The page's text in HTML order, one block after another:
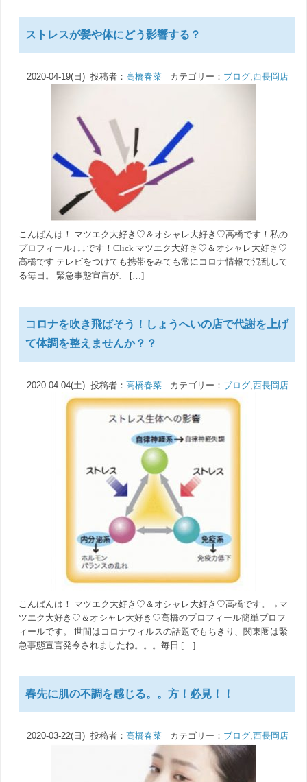
ストレスが髪や体にどう影響する？
2020-04-19(日) 投稿者： 高橋春菜カテゴリー： ブログ,西長岡店
こんばんは！ マツエク大好き♡＆オシャレ大好き♡高橋です！私の
プロフィール↓↓↓です！Click マツエク大好き♡＆オシャレ大好き♡
高橋です テレビをつけても携帯をみても常にコロナ情報で混乱して
る毎日。 緊急事態宣言が、 […]
コロナを吹き飛ばそう！しょうへいの店で代謝を上げ
て体調を整えませんか？？
2020-04-04(土) 投稿者： 高橋春菜カテゴリー： ブログ,西長岡店
こんばんは！ マツエク大好き♡＆オシャレ大好き♡高橋です。→マ
ツエク大好き♡＆オシャレ大好き♡高橋のプロフィール簡単プロフ
ィールです。 世間はコロナウィルスの話題でもちきり、関東圏は緊
急事態宣言発令されましたね。。。毎日 […]
春先に肌の不調を感じる。。方！必見！！
2020-03-22(日) 投稿者： 高橋春菜カテゴリー： ブログ,西長岡店